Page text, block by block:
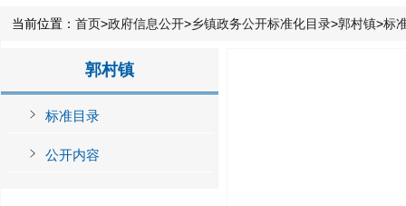
当前位置： 首页>政府信息公开>乡镇政务公开标准化目录>郭村镇>标
郭村镇
标准目录
公开内容